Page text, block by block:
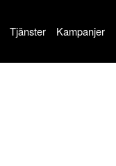
Tjänster Kampanjer